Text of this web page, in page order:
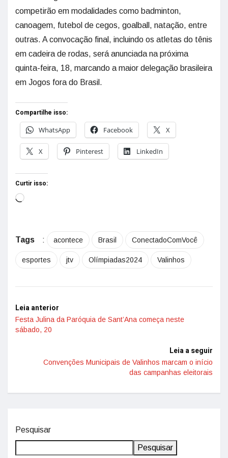
competirão em modalidades como badminton,
canoagem, futebol de cegos, goalball, natação, entre
outras. A convocação final, incluindo os atletas do tênis
em cadeira de rodas, será anunciada na próxima
quinta-feira, 18, marcando a maior delegação brasileira
em Jogos fora do Brasil.
Compartilhe isso:
WhatsApp
Facebook X
X Pinterest LinkedIn
Curtir isso:
Tags : acontece Brasil ConectadoComVocê
esportes jtv Olímpiadas2024 Valinhos
Leia anterior
Festa Julina da Paróquia de Sant’Ana começa neste
sábado, 20
Leia a seguir
Convenções Municipais de Valinhos marcam o início
das campanhas eleitorais
Pesquisar
Pesquisar